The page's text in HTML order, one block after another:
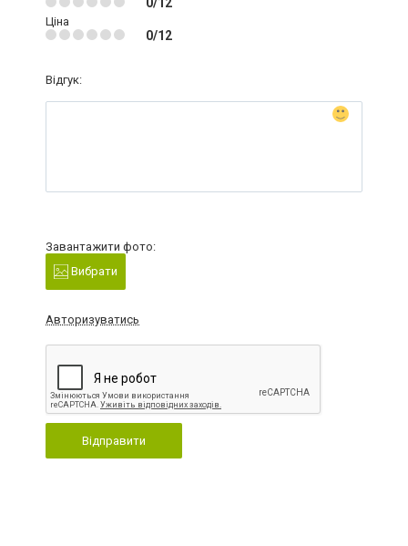
Ціна
0/12
Відгук:
Завантажити фото:
Вибрати
Авторизуватись
Відправити